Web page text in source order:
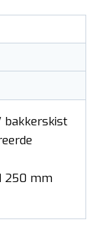
bakkerskist
250 mm